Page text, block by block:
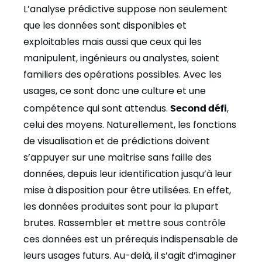
L’analyse prédictive suppose non seulement
que les données sont disponibles et
exploitables mais aussi que ceux qui les
manipulent, ingénieurs ou analystes, soient
familiers des opérations possibles. Avec les
usages, ce sont donc une culture et une
compétence qui sont attendus. Second défi,
celui des moyens. Naturellement, les fonctions
de visualisation et de prédictions doivent
s’appuyer sur une maîtrise sans faille des
données, depuis leur identification jusqu’à leur
mise à disposition pour être utilisées. En effet,
les données produites sont pour la plupart
brutes. Rassembler et mettre sous contrôle
ces données est un prérequis indispensable de
leurs usages futurs. Au-delà, il s’agit d’imaginer